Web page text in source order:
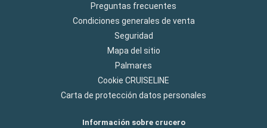
Preguntas frecuentes
Condiciones generales de venta
Seguridad
Mapa del sitio
Palmares
Cookie CRUISELINE
Carta de protección datos personales
Información sobre crucero